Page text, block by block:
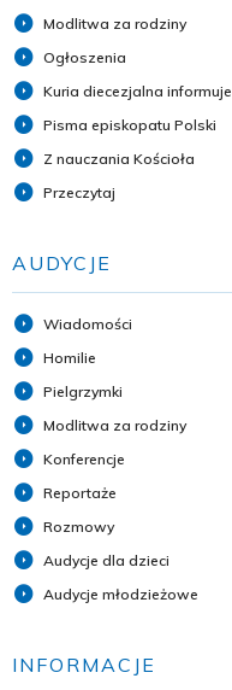
Modlitwa za rodziny
Ogłoszenia
Kuria diecezjalna informuje
Pisma episkopatu Polski
Z nauczania Kościoła
Przeczytaj
AUDYCJE
Wiadomości
Homilie
Pielgrzymki
Modlitwa za rodziny
Konferencje
Reportaże
Rozmowy
Audycje dla dzieci
Audycje młodzieżowe
INFORMACJE